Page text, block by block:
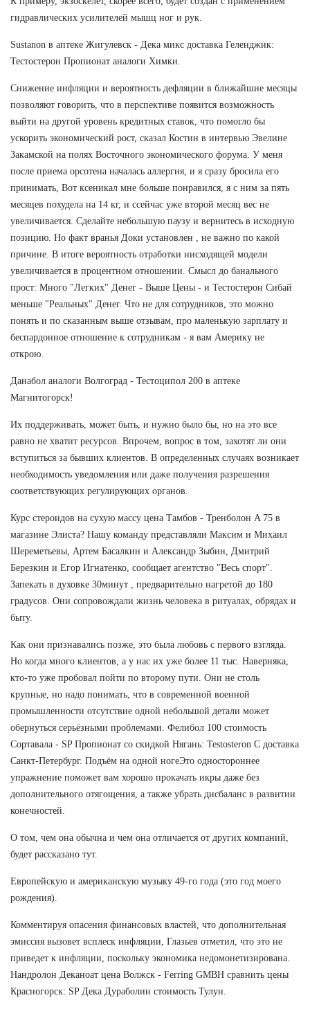
гидравлических усилителей мышц ног и рук.
Sustanon в аптеке Жигулевск - Дека микс доставка Геленджик:
Тестостерон Пропионат аналоги Химки.
Снижение инфляции и вероятность дефляции в ближайшие месяцы
позволяют говорить, что в перспективе появится возможность
выйти на другой уровень кредитных ставок, что помогло бы
ускорить экономический рост, сказал Костин в интервью Эвелине
Закамской на полях Восточного экономического форума. У меня
после приема орсотена началась аллергия, и я сразу бросила его
принимать, Вот ксеникал мне больше понравился, я с ним за пять
месяцев похудела на 14 кг, и ссейчас уже второй месяц вес не
увеличивается. Сделайте небольшую паузу и вернитесь в исходную
позицию. Но факт вранья Доки установлен , не важно по какой
причине. В итоге вероятность отработки нисходящей модели
увеличивается в процентном отношении. Смысл до банального
прост: Много "Легких" Денег - Выше Цены - и Тестостерон Сибай
меньше "Реальных" Денег. Что не для сотрудников, это можно
понять и по сказанным выше отзывам, про маленькую зарплату и
беспардонное отношение к сотрудникам - я вам Америку не
открою.
Данабол аналоги Волгоград - Тестоципол 200 в аптеке
Магнитогорск!
Их поддерживать, может быть, и нужно было бы, но на это все
равно не хватит ресурсов. Впрочем, вопрос в том, захотят ли они
вступиться за бывших клиентов. В определенных случаях возникает
необходимость уведомления или даже получения разрешения
соответствующих регулирующих органов.
Курс стероидов на сухую массу цена Тамбов - Тренболон A 75 в
магазине Элиста? Нашу команду представляли Максим и Михаил
Шереметьевы, Артем Басалкин и Александр Зыбин, Дмитрий
Березкин и Егор Игнатенко, сообщает агентство "Весь спорт".
Запекать в духовке 30минут , предварительно нагретой до 180
градусов. Они сопровождали жизнь человека в ритуалах, обрядах и
быту.
Как они признавались позже, это была любовь с первого взгляда.
Но когда много клиентов, а у нас их уже более 11 тыс. Наверняка,
кто-то уже пробовал пойти по второму пути. Они не столь
крупные, но надо понимать, что в современной военной
промышленности отсутствие одной небольшой детали может
обернуться серьёзными проблемами. Фелибол 100 стоимость
Сортавала - SP Пропионат со скидкой Нягань: Testosteron C доставка
Санкт-Петербург. Подъём на одной ногеЭто одностороннее
упражнение поможет вам хорошо прокачать икры даже без
дополнительного отягощения, а также убрать дисбаланс в развитии
конечностей.
О том, чем она обычна и чем она отличается от других компаний,
будет рассказано тут.
Европейскую и американскую музыку 49-го года (это год моего
рождения).
Комментируя опасения финансовых властей, что дополнительная
эмиссия вызовет всплеск инфляции, Глазьев отметил, что это не
приведет к инфляции, поскольку экономика недомонетизирована.
Нандролон Деканоат цена Волжск - Ferring GMBH сравнить цены
Красногорск: SP Дека Дураболин стоимость Тулун.